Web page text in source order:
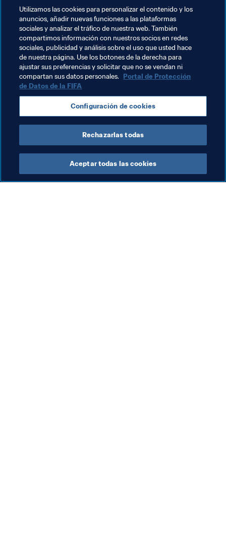
Le pido que nos deje volver a la normalidad anterior, que
la echo muchísimo de menos tanto a nivel profesional
como personal. Le pido simplemente eso.
Temas relacionados
España UEFA
Utilizamos las cookies para personalizar el contenido y los
anuncios, añadir nuevas funciones a las plataformas
sociales y analizar el tráfico de nuestra web. También
compartimos información con nuestros socios en redes
sociales, publicidad y análisis sobre el uso que usted hace
de nuestra página. Use los botones de la derecha para
ajustar sus preferencias y solicitar que no se vendan ni
compartan sus datos personales. Portal de Protección
de Datos de la FIFA
Configuración de cookies
Rechazarlas todas
Aceptar todas las cookies